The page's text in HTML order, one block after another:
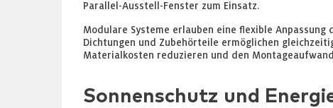
Parallel-Ausstell-Fenster zum Einsatz.
Modulare Systeme erlauben eine flexible
Dichtungen und Zubehörteile ermöglichen
Materialkosten reduzieren und den
Sonnenschutz und